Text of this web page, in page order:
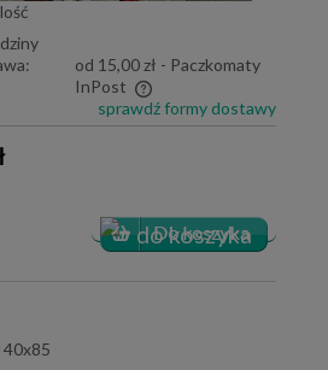
od 15,00 zł - Paczkomaty
InPost
kosztów płatności
sprawdź formy dostawy
40x85